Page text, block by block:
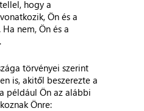
hogy a
Ön és a
nem, Ön és a
törvényei szerint
is, akitől beszerezte a
például Ön az alábbi
Önre: